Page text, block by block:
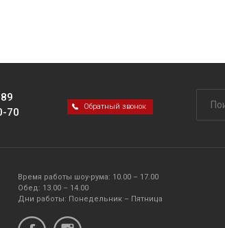
70
Обратный звонок
Время работы шоу-рума: 10.00 – 17.00
Обед: 13.00 – 14.00
Дни работы: Понедельник – Пятница